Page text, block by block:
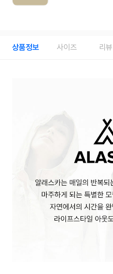
상품정보 사이즈 리뷰